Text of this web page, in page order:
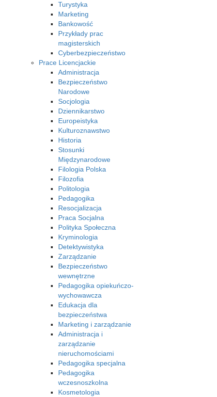
Turystyka
Marketing
Bankowość
Przykłady prac
magisterskich
Cyberbezpieczeństwo
Prace Licencjackie
Administracja
Bezpieczeństwo
Narodowe
Socjologia
Dziennikarstwo
Europeistyka
Kulturoznawstwo
Historia
Stosunki
Międzynarodowe
Filologia Polska
Filozofia
Politologia
Pedagogika
Resocjalizacja
Praca Socjalna
Polityka Społeczna
Kryminologia
Detektywistyka
Zarządzanie
Bezpieczeństwo
wewnętrzne
Pedagogika opiekuńczo-
wychowawcza
Edukacja dla
bezpieczeństwa
Marketing i zarządzanie
Administracja i
zarządzanie
nieruchomościami
Pedagogika specjalna
Pedagogika
wczesnoszkolna
Kosmetologia